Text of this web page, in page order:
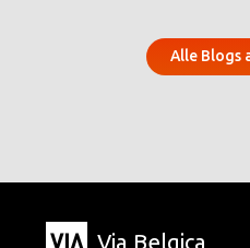
Alle Blogs
Via Belgica